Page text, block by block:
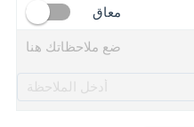
معاق
ضع ملاحظاتك هنا